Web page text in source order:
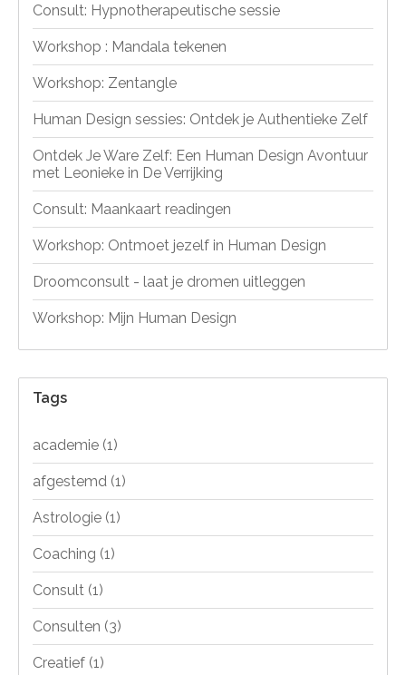
Consult: Hypnotherapeutische sessie
Workshop : Mandala tekenen
Workshop: Zentangle
Human Design sessies: Ontdek je Authentieke Zelf
Ontdek Je Ware Zelf: Een Human Design Avontuur
met Leonieke in De Verrijking
Consult: Maankaart readingen
Workshop: Ontmoet jezelf in Human Design
Droomconsult - laat je dromen uitleggen
Workshop: Mijn Human Design
Tags
academie (1)
afgestemd (1)
Astrologie (1)
Coaching (1)
Consult (1)
Consulten (3)
Creatief (1)